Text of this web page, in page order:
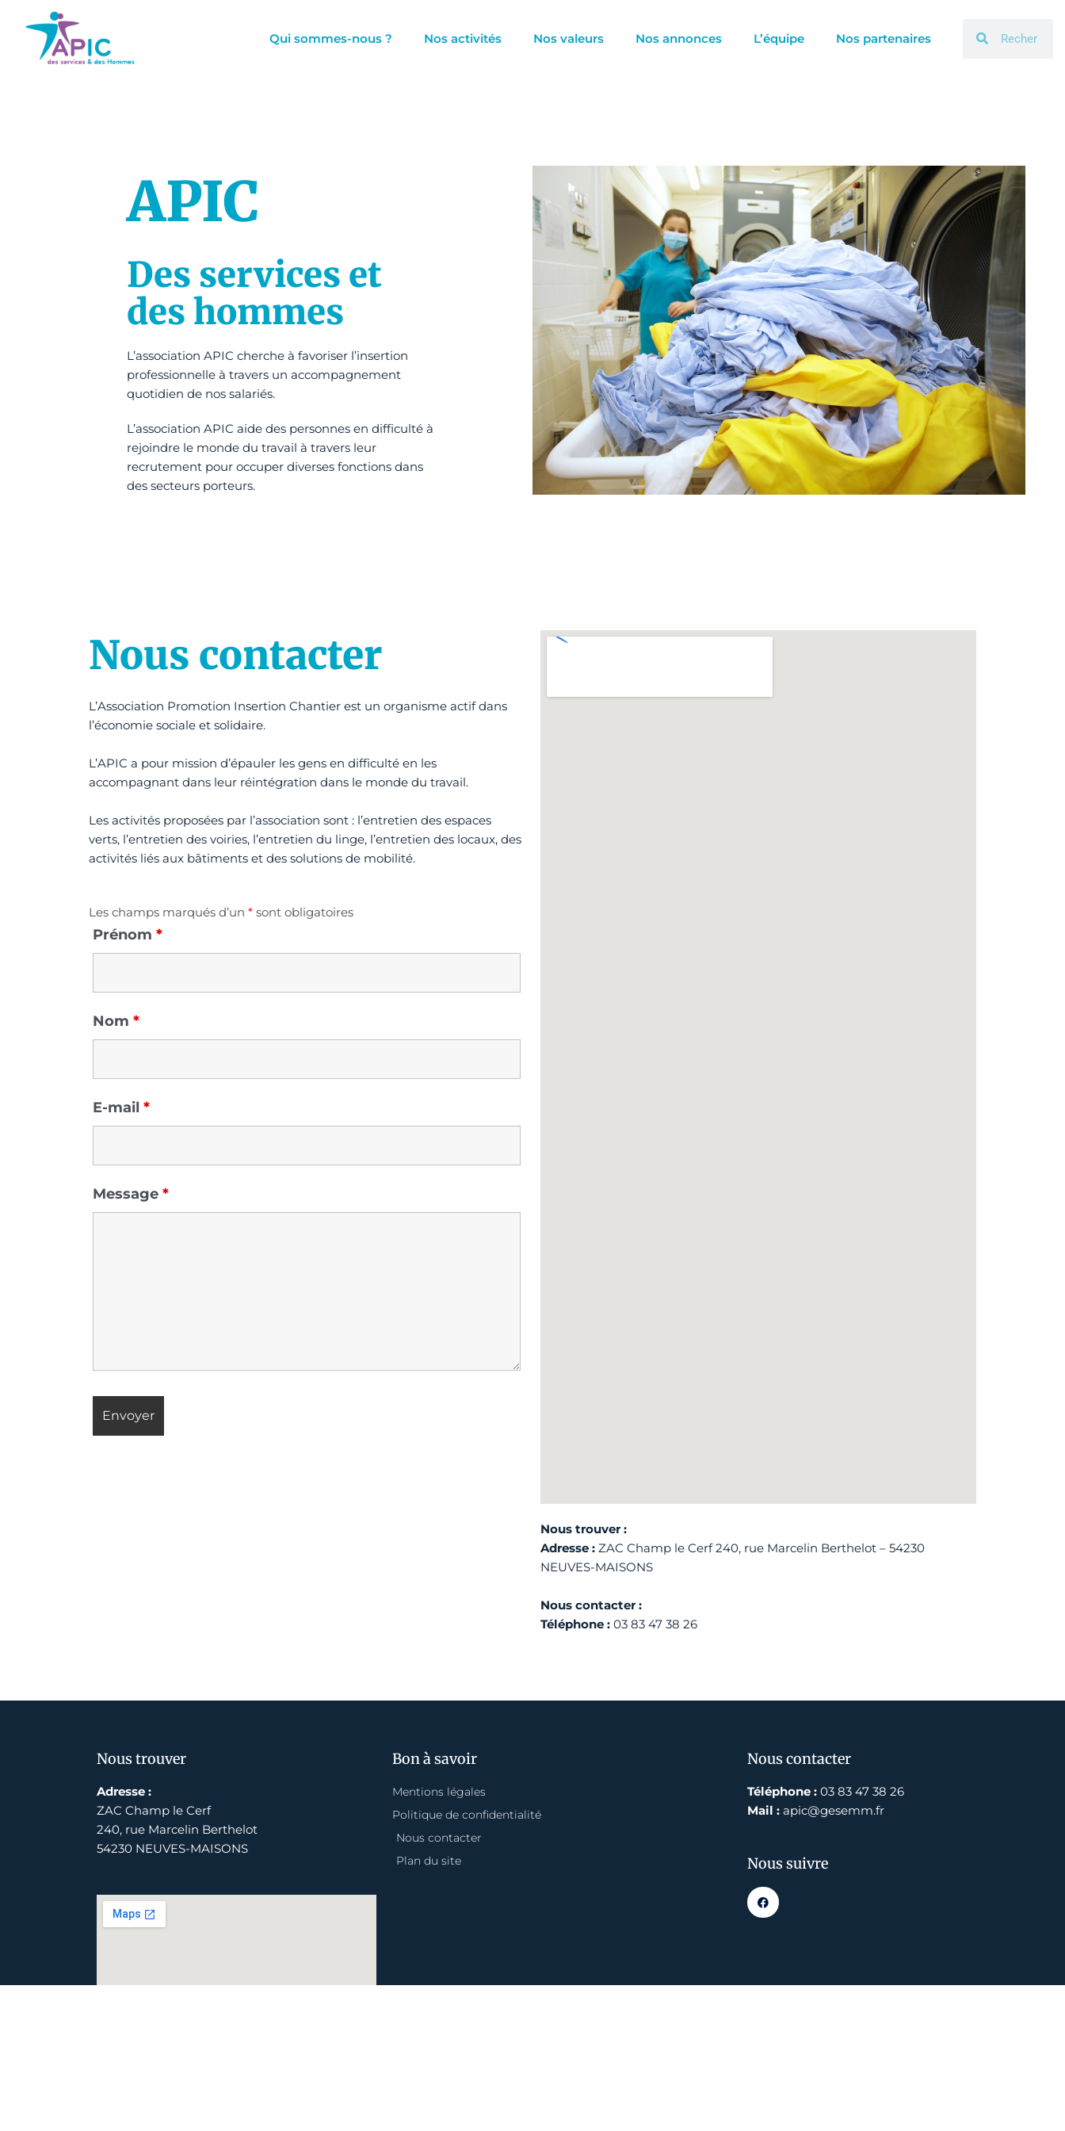
contenu
Qui sommes-nous ? Nos activités Nos valeurs Nos annonces L’équipe Nos partenaires
APIC
Des services et
des hommes
L’association APIC cherche à favoriser l’insertion
professionnelle à travers un accompagnement
quotidien de nos salariés.
L’association APIC aide des personnes en difficulté à
rejoindre le monde du travail à travers leur
recrutement pour occuper diverses fonctions dans
des secteurs porteurs.
Nous contacter
L’Association Promotion Insertion Chantier est un organisme actif dans
l’économie sociale et solidaire.
L’APIC a pour mission d’épauler les gens en difficulté en les
accompagnant dans leur réintégration dans le monde du travail.
Les activités proposées par l’association sont : l’entretien des espaces
verts, l’entretien des voiries, l’entretien du linge, l’entretien des locaux, des
activités liés aux bâtiments et des solutions de mobilité.
Les champs marqués d’un * sont obligatoires
Prénom *
Nom *
E-mail *
Message *
Nous trouver :
Adresse : ZAC Champ le Cerf 240, rue Marcelin Berthelot – 54230
NEUVES-MAISONS
Nous contacter :
Téléphone : 03 83 47 38 26
Nous trouver
Adresse :
ZAC Champ le Cerf
240, rue Marcelin Berthelot
54230 NEUVES-MAISONS
Bon à savoir
Mentions légales
Politique de confidentialité
Nous contacter
Plan du site
Nous contacter
Téléphone : 03 83 47 38 26
Mail :apic@gesemm.fr
Nous suivre
F
a
c